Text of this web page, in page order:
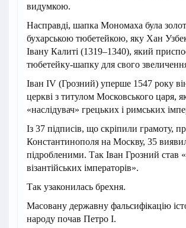
видумкою.
Насправді, шапка Мономаха була
бухарською тюбетейкою, яку Хан
Івану Калиті (1319–1340), який
тюбетейку-шапку для свого
Іван IV (Грозний) уперше 1547 року
церкві з титулом Московського царя,
«наслідувач» грецьких і римських
Із 37 підписів, що скріпили грамоту,
Константинополя на Москву, 35
підробленими. Так Іван Грозний став
візантійських імператорів».
Так узаконилась брехня.
Масовану державну фальсифікацію
народу почав Петро І.